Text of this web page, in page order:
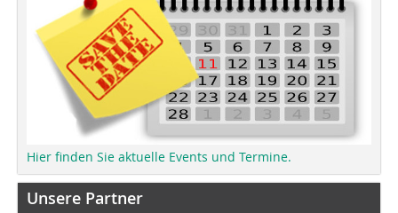
Hier finden Sie aktuelle Events und Termine.
Unsere Partner